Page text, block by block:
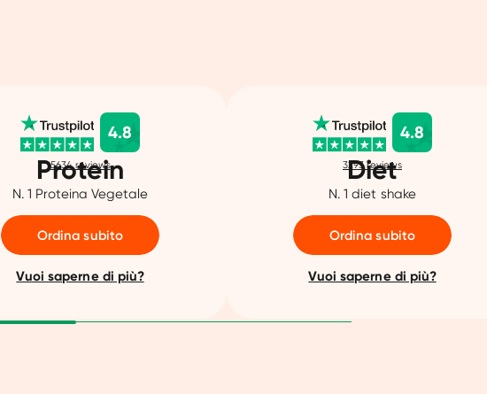
4.8
5634 reviews
Protein
N. 1 Proteina Vegetale
Ordina subito
Vuoi saperne di più?
4.8
3293 reviews
Diet
N. 1 diet shake
Ordina subito
Vuoi saperne di più?